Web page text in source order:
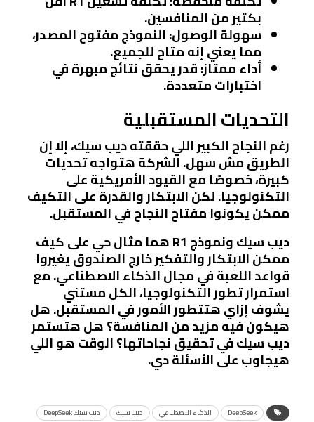
بكتير من المنافسين.
سهولة الوصول: النموذج مفتوح المصدر،
مما يعني إنه متاح للجميع.
أداء ممتاز: قدر يحقق نتائج مبهرة في
اختبارات متعددة.
التحديات المستقبلية
رغم النجاح الكبير اللي حققته ديب سيك، إلا إن
الطريق مش سهل. الشركة هتواجه تحديات
كبيرة، خصوصًا مع القيود الأمريكية على
التكنولوجيا. لكن الابتكار والقدرة على التكيف
ممكن يكونوا مفتاح النجاح في المستقبل.
ديب سيك ونموذج R1 هما مثال حي على كيف
ممكن الابتكار والتفكير خارج الصندوق يغيروا
قواعد اللعبة في مجال الذكاء الاصطناعي. مع
استمرار تطور التكنولوجيا، الكل مستني
يشوف إزاي هتتطور الأمور في المستقبل. هل
هيكون فيه مزيد من المنافسة؟ هل هتستمر
ديب سيك في تحقيق نجاحاتها؟ الوقت هو اللي
هيجاوب على الأسئلة دي.
DeepSeek الذكاء الاصطناعي ديب سيك
ديب سيك DeepSeek